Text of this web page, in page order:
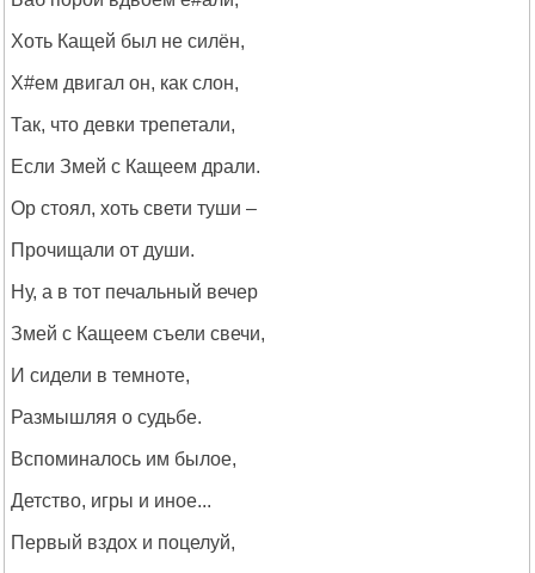
Хоть Кащей был не силён,
Х#ем двигал он, как слон,
Так, что девки трепетали,
Если Змей с Кащеем драли.
Ор стоял, хоть свети туши –
Прочищали от души.
Ну, а в тот печальный вечер
Змей с Кащеем съели свечи,
И сидели в темноте,
Размышляя о судьбе.
Вспоминалось им былое,
Детство, игры и иное...
Первый вздох и поцелуй,